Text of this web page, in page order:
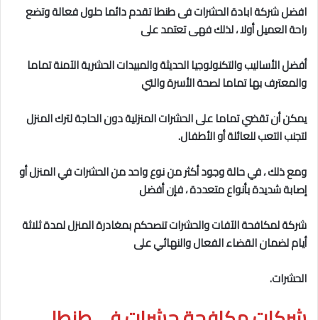
افضل شركة ابادة الحشرات فى طنطاتقدم دائما حلول فعالة وتضع
راحة العميل أولا ، لذلك فهى تعتمد على
أفضل الأساليب والتكنولوجيا الحديثة والمبيدات الحشرية الآمنة تماما
والمعترف بها تماما لصحة الأسرة والتي
يمكن أن تقضي تماما على الحشرات المنزلية دون الحاجة لترك المنزل
لتجنب التعب للعائلة أو الأطفال.
ومع ذلك ، في حالة وجود أكثر من نوع واحد من الحشرات في المنزل أو
إصابة شديدة بأنواع متعددة ، فإن أفضل
شركة لمكافحة الآفات والحشرات تنصحكم بمغادرة المنزل لمدة ثلاثة
أيام لضمان القضاء الفعال والنهائي على
الحشرات.